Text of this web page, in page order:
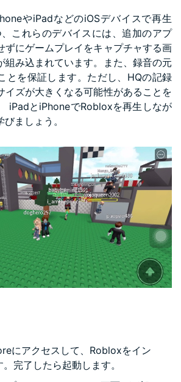
やiPadなどのiOSデバイスで再生
これらのデバイスには、追加のアプ
ずにゲームプレイをキャプチャする画
組み込まれています。また、録音の元
とを保証します。ただし、HQの記録
イズが大きくなる可能性があることを
iPadとiPhoneでRobloxを再生しなが
ましょう。
にアクセスして、Robloxをイン
完了したら起動します。